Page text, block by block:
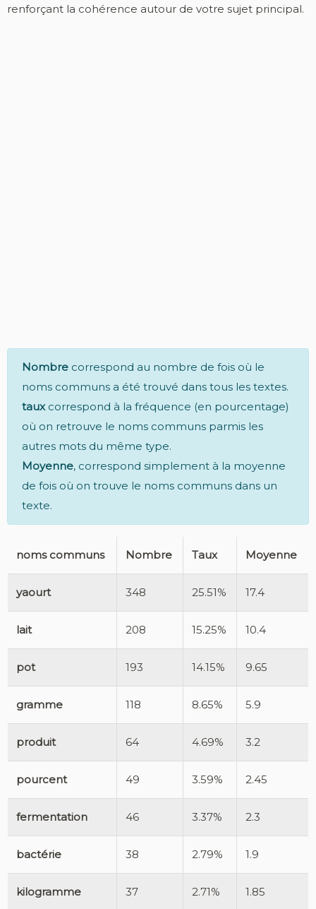
renforçant la cohérence autour de votre sujet principal.
Nombre correspond au nombre de fois où le
noms communs a été trouvé dans tous les textes.
tauxcorrespond à la fréquence (en pourcentage)
où on retrouve le noms communs parmis les
autres mots du même type.
Moyenne, correspond simplement à la moyenne
de fois où on trouve le noms communs dans un
texte.
noms communs Nombre Taux Moyenne
yaourt 348 25.51% 17.4
lait 208 15.25% 10.4
pot 193 14.15% 9.65
gramme 118 8.65% 5.9
produit 64 4.69% 3.2
pourcent 49 3.59% 2.45
fermentation 46 3.37% 2.3
bactérie 38 2.79% 1.9
kilogramme 37 2.71% 1.85